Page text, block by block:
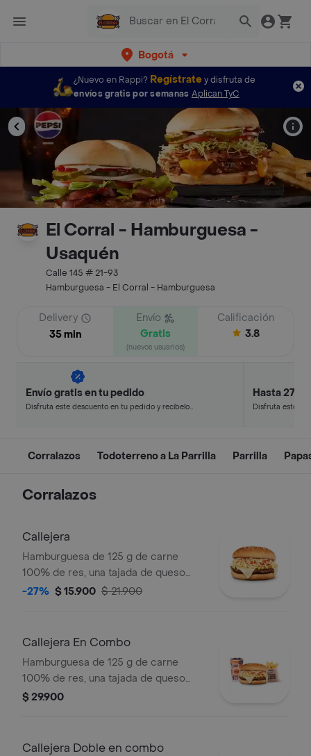
Bogotá
¿Nuevo en Rappi? Regístratey disfruta de
envíos gratis por semanas Aplican TyC
El Corral - Hamburguesa -
Usaquén
Calle 145 # 21-93
Hamburguesa - El Corral - Hamburguesa
Delivery
35 min
Envío
Gratis
(nuevos usuarios)
Calificación
3.8
Envío gratis en tu pedido
Disfruta este descuento en tu pedido y recíbelo
Hasta 27%
Disfruta este
Corralazos Todoterreno a La Parrilla Parrilla
Corralazos
Callejera
Hamburguesa de 125 g de carne
100% de res, una tajada de queso
tipo mozzarella, papas callejera, salsa
-27% $ 15.900 $ 21.900
Callejera En Combo
Hamburguesa de 125 g de carne
100% de res, una tajada de queso
tipo mozzarella, papas callejera, salsa
+ bebida PET
$ 29.900
Callejera Doble en combo